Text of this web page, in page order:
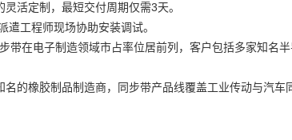
活定制，最短交付周期仅需3天。
工程师现场协助安装调试。
带在电子制造领域市占率位居前列，客户包括多家知名半
的橡胶制品制造商，同步带产品线覆盖工业传动与汽